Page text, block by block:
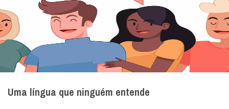
Uma língua que ninguém entende